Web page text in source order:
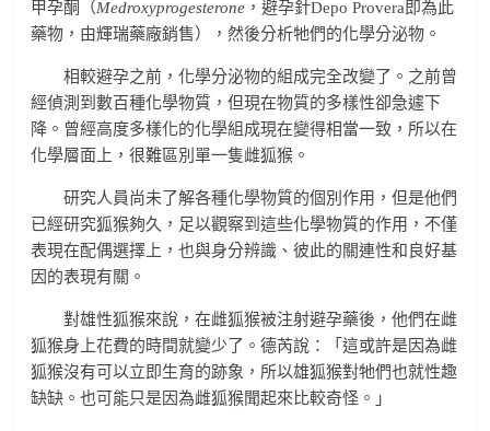
甲孕酮（Medroxyprogesterone ，避孕針Depo Provera即為此
藥物，由輝瑞藥廠銷售），然後分析牠們的化學分泌物。
相較避孕之前，化學分泌物的組成完全改變了。之前曾
經偵測到數百種化學物質，但現在物質的多樣性卻急遽下
降。曾經高度多樣化的化學組成現在變得相當一致，所以在
化學層面上，很難區別單一隻雌狐猴。
研究人員尚未了解各種化學物質的個別作用，但是他們
已經研究狐猴夠久，足以觀察到這些化學物質的作用，不僅
表現在配偶選擇上，也與身分辨識、彼此的關連性和良好基
因的表現有關。
對雄性狐猴來說，在雌狐猴被注射避孕藥後，他們在雌
狐猴身上花費的時間就變少了。德芮說：「這或許是因為雌
狐猴沒有可以立即生育的跡象，所以雄狐猴對牠們也就性趣
缺缺。也可能只是因為雌狐猴聞起來比較奇怪。」